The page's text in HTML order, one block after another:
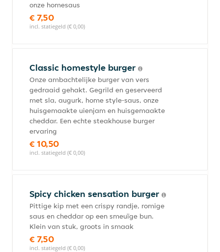
onze homesaus
€ 7,50
incl. statiegeld (€ 0,00)
Classic homestyle burger
Onze ambachtelijke burger van vers
gedraaid gehakt. Gegrild en geserveerd
met sla, augurk, home style-saus, onze
huisgemaakte uienjam en huisgemaakte
cheddar. Een echte steakhouse burger
ervaring
€ 10,50
incl. statiegeld (€ 0,00)
Spicy chicken sensation burger
Pittige kip met een crispy randje, romige
saus en cheddar op een smeuïge bun.
Klein van stuk, groots in smaak
€ 7,50
incl. statiegeld (€ 0,00)